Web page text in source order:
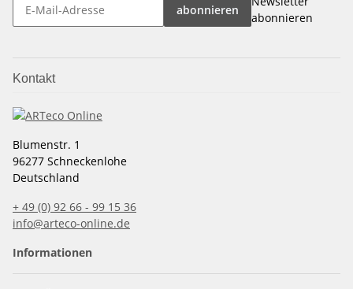
abonnieren
abonnieren
Kontakt
Blumenstr. 1
96277 Schneckenlohe
Deutschland
+ 49 (0) 92 66 - 99 15 36
info@arteco-online.de
Informationen